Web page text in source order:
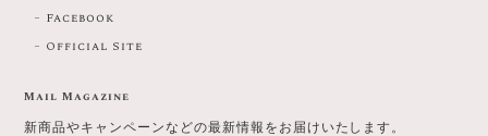
Facebook
Official Site
Mail Magazine
新商品やキャンペーンなどの最新情報をお届けいたします。